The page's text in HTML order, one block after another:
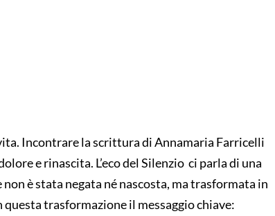
Incontrare la scrittura di Annamaria Farricelli
e rinascita. L’eco del Silenzio ci parla di una
è stata negata né nascosta, ma trasformata in
trasformazione il messaggio chiave: